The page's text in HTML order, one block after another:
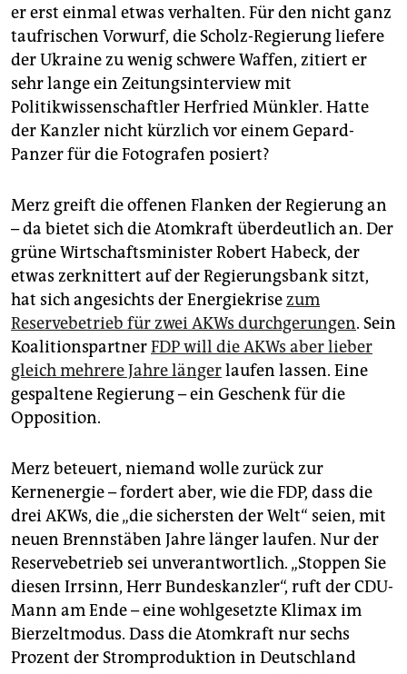
er erst einmal etwas verhalten. Für den nicht ganz
taufrischen Vorwurf, die Scholz-Regierung liefere
der Ukraine zu wenig schwere Waffen, zitiert er
sehr lange ein Zeitungsinterview mit
Politikwissenschaftler Herfried Münkler. Hatte
der Kanzler nicht kürzlich vor einem Gepard-
Panzer für die Fotografen posiert?
Merz greift die offenen Flanken der Regierung an
– da bietet sich die Atomkraft überdeutlich an. Der
grüne Wirtschaftsminister Robert Habeck, der
etwas zerknittert auf der Regierungsbank sitzt,
hat sich angesichts der Energiekrisezum
Reservebetrieb für zwei AKWs durchgerungen. Sein
KoalitionspartnerFDP will die AKWs aber lieber
gleich mehrere Jahre längerlaufen lassen. Eine
gespaltene Regierung – ein Geschenk für die
Opposition.
Merz beteuert, niemand wolle zurück zur
Kernenergie – fordert aber, wie die FDP, dass die
drei AKWs, die „die sichersten der Welt“ seien, mit
neuen Brennstäben Jahre länger laufen. Nur der
Reservebetrieb sei unverantwortlich. „Stoppen Sie
diesen Irrsinn, Herr Bundeskanzler“, ruft der CDU-
Mann am Ende – eine wohlgesetzte Klimax im
Bierzeltmodus. Dass die Atomkraft nur sechs
Prozent der Stromproduktion in Deutschland